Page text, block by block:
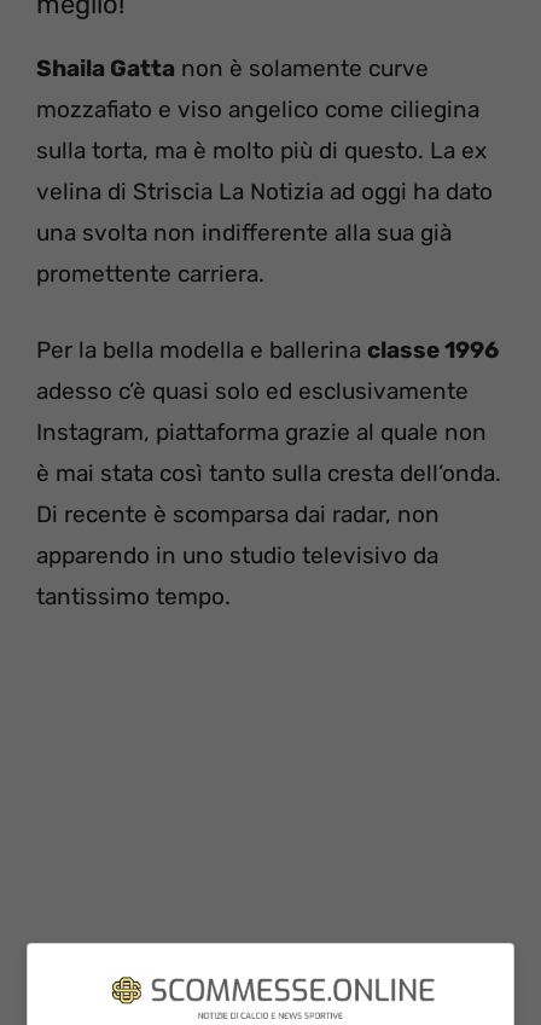
Shaila Gatta non è solamente curve
mozzafiato e viso angelico come ciliegina
sulla torta, ma è molto più di questo. La ex
velina di Striscia La Notizia ad oggi ha dato
una svolta non indifferente alla sua già
promettente carriera.
Per la bella modella e ballerina classe 1996
adesso c’è quasi solo ed esclusivamente
Instagram, piattaforma grazie al quale non
è mai stata così tanto sulla cresta dell’onda.
Di recente è scomparsa dai radar, non
apparendo in uno studio televisivo da
tantissimo tempo.
Il motivo è proprio quello descritto sopra,